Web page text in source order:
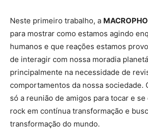
Neste primeiro trabalho, a
para mostrar como estamos agindo
humanos e que reações estamos
de interagir com nossa moradia
principalmente na necessidade de
comportamentos da nossa sociedade.
só a reunião de amigos para tocar e
rock em contínua transformação e
transformação do mundo.